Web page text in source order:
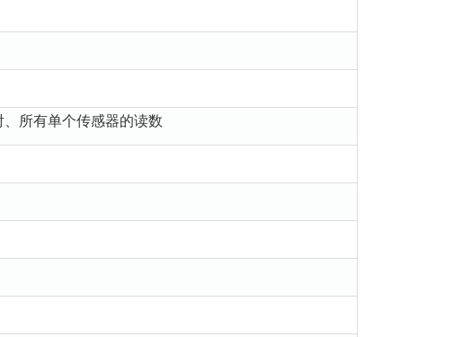
所有单个传感器的读数